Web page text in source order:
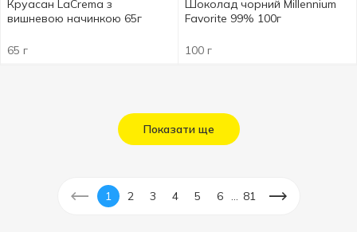
Круасан LaCrema з
вишневою начинкою 65г
65 г
Шоколад чорний Millennium
Favorite 99% 100г
100 г
Показати ще
1 2 3 4 5 6 81